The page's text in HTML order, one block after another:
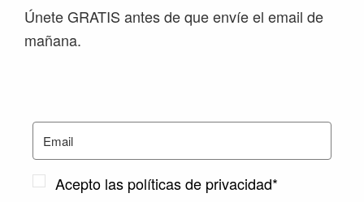
Únete GRATIS antes de que envíe el email de
mañana.
Acepto las políticas de privacidad*